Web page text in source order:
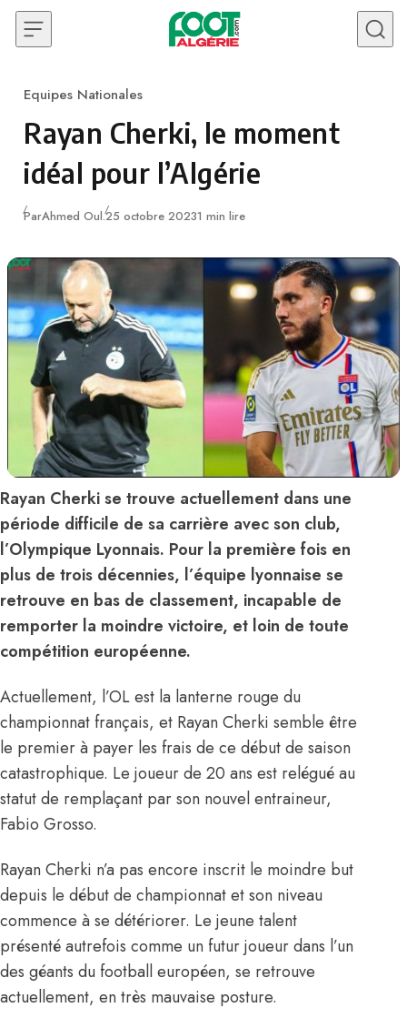
Skip to content
Category
Equipes Nationales
Rayan Cherki, le moment
idéal pour l’Algérie
ParAhmed Oul.Publié
25 octobre 20231 min lire
Rayan Cherki se trouve actuellement dans une
période difficile de sa carrière avec son club,
l’Olympique Lyonnais. Pour la première fois en
plus de trois décennies, l’équipe lyonnaise se
retrouve en bas de classement, incapable de
remporter la moindre victoire, et loin de toute
compétition européenne.
Actuellement, l’OL est la lanterne rouge du
championnat français, et Rayan Cherki semble être
le premier à payer les frais de ce début de saison
catastrophique. Le joueur de 20 ans est relégué au
statut de remplaçant par son nouvel entraineur,
Fabio Grosso.
Rayan Cherki n’a pas encore inscrit le moindre but
depuis le début de championnat et son niveau
commence à se détériorer. Le jeune talent
présenté autrefois comme un futur joueur dans l’un
des géants du football européen, se retrouve
actuellement, en très mauvaise posture.